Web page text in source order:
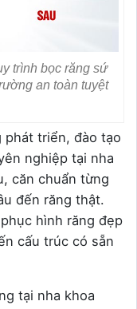
trình bọc răng sứ
an toàn tuyệt
phát triển, đào tạo
nghiệp tại nha
căn chuẩn từng
đến răng thật.
hình răng đẹp
cấu trúc có sẵn
tại nha khoa